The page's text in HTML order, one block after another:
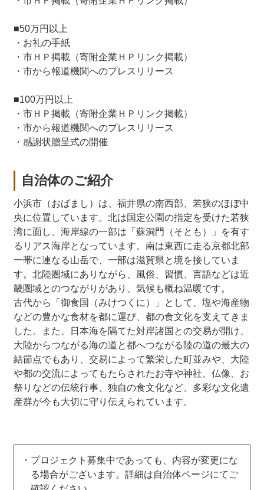
■50万円以上
・お礼の手紙
・市ＨＰ掲載（寄附企業ＨＰリンク掲載）
・市から報道機関へのプレスリリース
■100万円以上
・市ＨＰ掲載（寄附企業ＨＰリンク掲載）
・市から報道機関へのプレスリリース
・感謝状贈呈式の開催
自治体のご紹介
小浜市（おばまし）は、福井県の南西部、若狭のほぼ中
央に位置しています。北は国定公園の指定を受けた若狭
湾に面し、海岸線の一部は「蘇洞門（そとも）」を有す
るリアス海岸となっています。南は東西に走る京都北部
一帯に連なる山岳で、一部は滋賀県と境を接していま
す。北陸圏域にありながら、風俗、習慣、言語などは近
畿圏域とのつながりがあり、気候も概ね温暖です。
古代から「御食国（みけつくに）」として、塩や海産物
などの豊かな食材を都に運び、都の食文化を支えてきま
した。また、日本海を隔てた対岸諸国との交易が開け、
大陸からつながる海の道と都へつながる陸の道の最大の
結節点でもあり、交易によって繁栄した町並みや、大陸
や都の交流によってもたらされたお寺や神社、仏像、お
祭りなどの伝統行事、独自の食文化など、多彩な文化遺
産群が今も大切に守り伝えられています。
プロジェクト募集中であっても、内容が変更にな
る場合がございます。詳細は自治体ページにてご